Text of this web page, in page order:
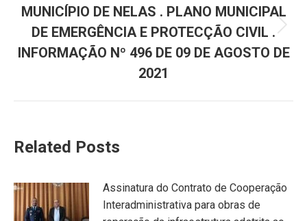
Next
post:
MUNICÍPIO DE NELAS . PLANO MUNICIPAL
DE EMERGÊNCIA E PROTECÇÃO CIVIL .
INFORMAÇÃO Nº 496 DE 09 DE AGOSTO DE
2021
Related Posts
Assinatura do Contrato de Cooperação
Interadministrativa para obras de